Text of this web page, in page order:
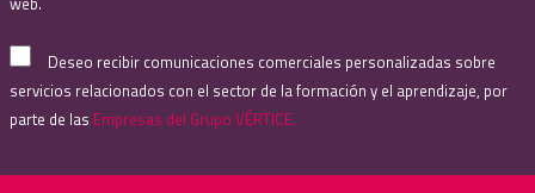
Deseo recibir comunicaciones comerciales personalizadas sobre
servicios relacionados con el sector de la formación y el aprendizaje, por
parte de las Empresas del Grupo VÉRTICE.